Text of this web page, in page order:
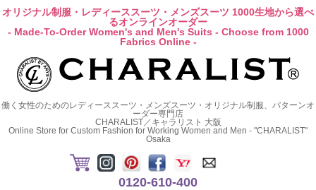
オリジナル制服・レディーススーツ・メンズスーツ 1000生地から選べ
るオンラインオーダー
- Made-To-Order Women's and Men's Suits - Choose from 1000
Fabrics Online -
働く女性のためのレディーススーツ・メンズスーツ・オリジナル制服、パターンオ
ーダー専門店
CHARALIST／キャラリスト 大阪
Online Store for Custom Fashion for Working Women and Men - "CHARALIST"
Osaka
0120-610-400